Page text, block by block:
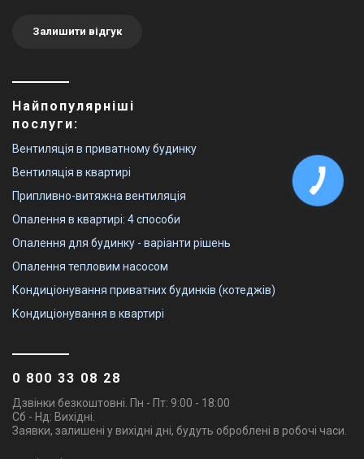
Залишити відгук
Найпопулярніші
послуги:
Вентиляція в приватному будинку
Вентиляція в квартирі
Припливно-витяжна вентиляція
Опалення в квартирі: 4 способи
Опалення для будинку - варіанти рішень
Опалення тепловим насосом
Кондиціонування приватних будинків (котеджів)
Кондиціонування в квартирі
0 800 33 08 28
Дзвінки безкоштовні. Пн - Пт: 9:00 - 18:00
Сб - Нд: Вихідні.
Заявки, залишені у вихідні дні, будуть оброблені в робочі часи.